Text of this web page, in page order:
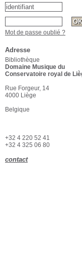
Mot de passe oublié ?
Adresse
Bibliothèque
Domaine Musique du
Conservatoire royal de
Rue Forgeur, 14
4000 Liège
Belgique
+32 4 220 52 41
+32 4 325 06 80
contact